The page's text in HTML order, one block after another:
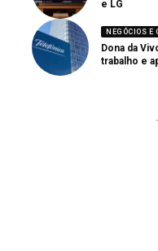
e LG
NEGÓCIOS E
Dona da
trabalho e